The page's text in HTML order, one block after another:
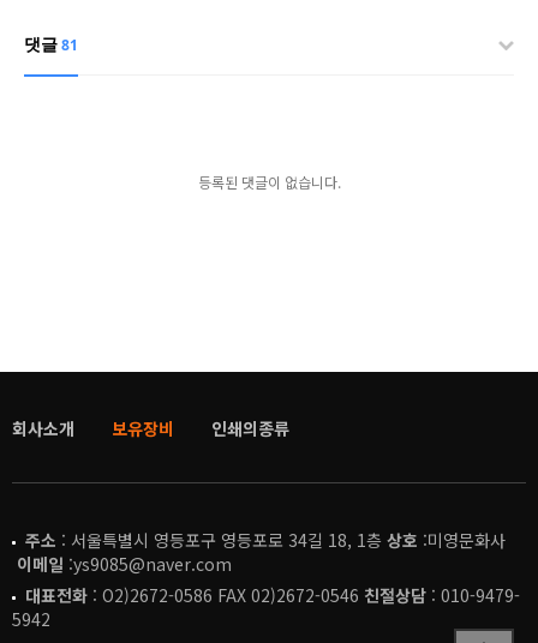
댓글81
등록된 댓글이 없습니다.
회사소개 보유장비 인쇄의종류
주소 : 서울특별시 영등포구 영등포로 34길 18, 1층 상호 :미영문화사
이메일 :ys9085@naver.com
대표전화 : O2)2672-0586 FAX 02)2672-0546 친절상담 : 010-9479-
5942